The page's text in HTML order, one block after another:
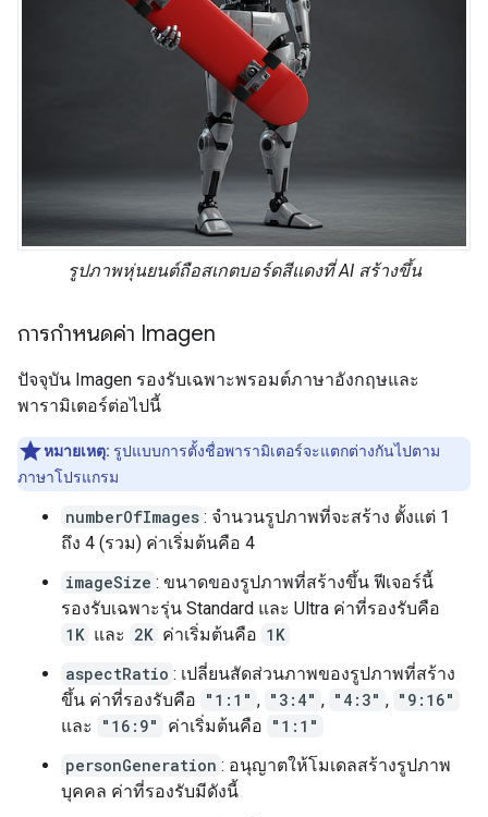
รูปภาพหุ่นยนต์ถือสเกตบอร์ดสีแดงที่ AI สร้างขึ้น
การกำหนดค่า Imagen
ปัจจุบัน Imagen รองรับเฉพาะพรอมต์ภาษาอังกฤษและ
พารามิเตอร์ต่อไปนี้
หมายเหตุ: รูปแบบการตั้งชื่อพารามิเตอร์จะแตกต่างกันไปตาม
ภาษาโปรแกรม
numberOfImages : จำนวนรูปภาพที่จะสร้าง ตั้งแต่ 1
ถึง 4 (รวม) ค่าเริ่มต้นคือ 4
imageSize : ขนาดของรูปภาพที่สร้างขึ้น ฟีเจอร์นี้
รองรับเฉพาะรุ่น Standard และ Ultra ค่าที่รองรับคือ
1K และ 2K ค่าเริ่มต้นคือ 1K
aspectRatio : เปลี่ยนสัดส่วนภาพของรูปภาพที่สร้าง
ขึ้น ค่าที่รองรับคือ "1:1" , "3:4" , "4:3" , "9:16"
และ
"16:9" ค่าเริ่มต้นคือ "1:1"
personGeneration : อนุญาตให้โมเดลสร้างรูปภาพ
บุคคล ค่าที่รองรับมีดังนี้